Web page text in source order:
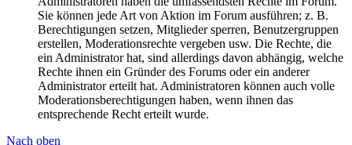
Sie können jede Art von Aktion im Forum ausführen; z. B.
Berechtigungen setzen, Mitglieder sperren, Benutzergruppen
erstellen, Moderationsrechte vergeben usw. Die Rechte, die
ein Administrator hat, sind allerdings davon abhängig, welche
Rechte ihnen ein Gründer des Forums oder ein anderer
Administrator erteilt hat. Administratoren können auch volle
Moderationsberechtigungen haben, wenn ihnen das
entsprechende Recht erteilt wurde.
Nach oben